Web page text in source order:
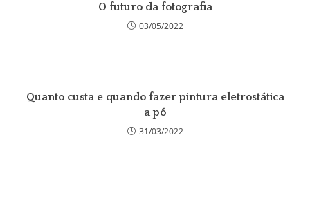
O futuro da fotografia
03/05/2022
Quanto custa e quando fazer pintura eletrostática
a pó
31/03/2022